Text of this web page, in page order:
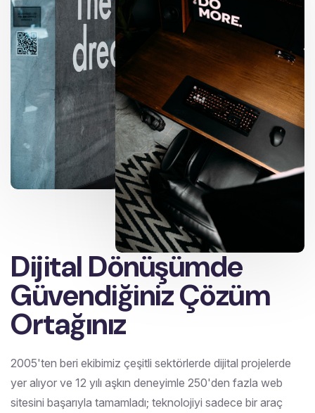
Dijital Dönüşümde
Güvendiğiniz Çözüm
Ortağınız
2005'ten beri ekibimiz çeşitli sektörlerde dijital projelerde
yer alıyor ve 12 yılı aşkın deneyimle 250'den fazla web
sitesini başarıyla tamamladı; teknolojiyi sadece bir araç